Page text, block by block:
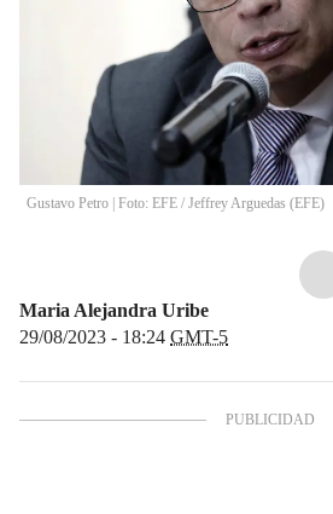
Gustavo Petro | Foto: EFE / Jeffrey Arguedas (EFE)
Maria Alejandra Uribe
29/08/2023 - 18:24 GMT-5